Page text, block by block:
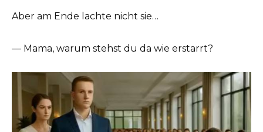
Aber am Ende lachte nicht sie…
— Mama, warum stehst du da wie erstarrt?